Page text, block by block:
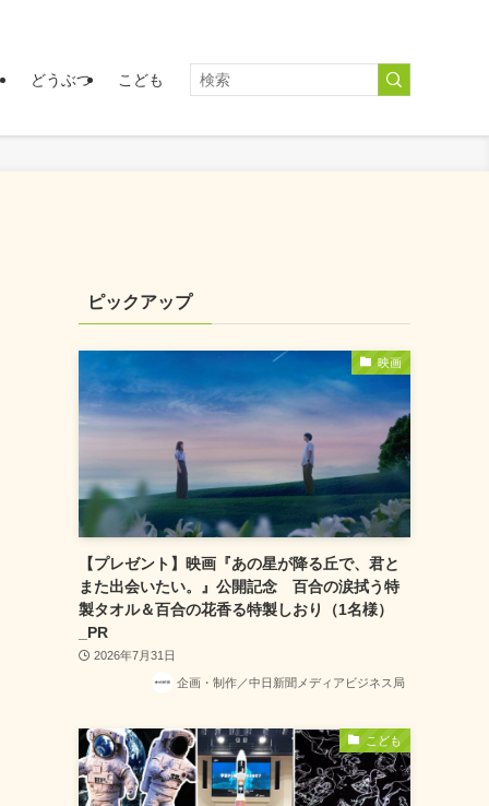
どうぶつ こども
ピックアップ
映画
【プレゼント】映画『あの星が降る丘で、君と
また出会いたい。』公開記念 百合の涙拭う特
製タオル＆百合の花香る特製しおり（1名様）
_PR
2026年7月31日
企画・制作／中日新聞メディアビジネス局
こども